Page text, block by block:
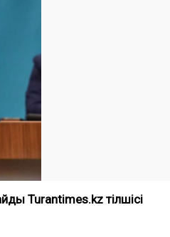
Turantimes.kz тілшісі